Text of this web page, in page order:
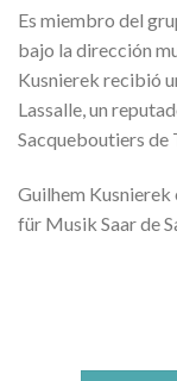
Es miembro del
bajo la dirección
Kusnierek recibió
Lassalle, un
Sacqueboutiers de
Guilhem
für Musik Saar de